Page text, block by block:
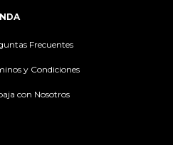
Frecuentes
y Condiciones
con Nosotros